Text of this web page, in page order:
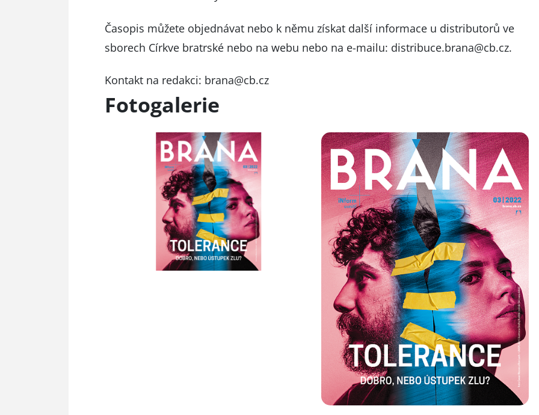
Časopis můžete objednávat nebo k němu získat další informace u distributorů ve
sborech Církve bratrské nebo na webu nebo na e-mailu: distribuce.brana@cb.cz.
Kontakt na redakci: brana@cb.cz
Fotogalerie